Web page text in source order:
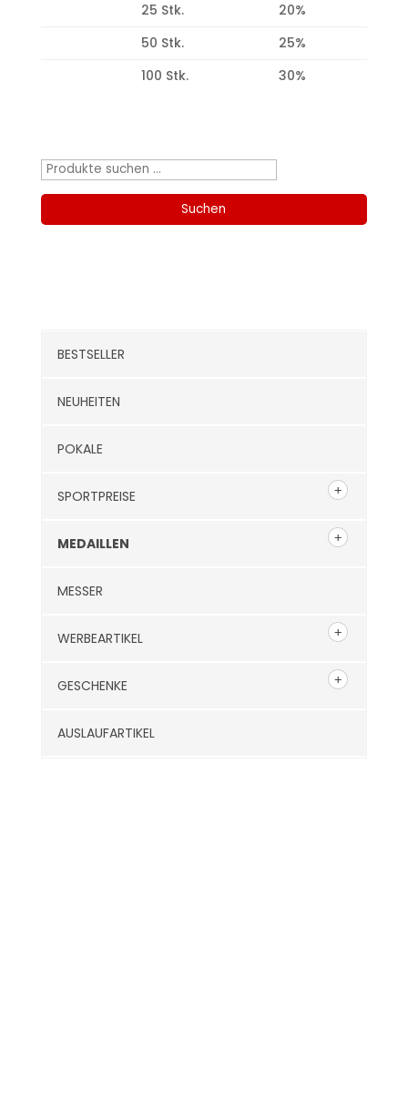
25 Stk.
20%
50 Stk.
25%
100 Stk.
30%
Suchen
Suchen
BESTSELLER
NEUHEITEN
POKALE
SPORTPREISE
MEDAILLEN
MESSER
WERBEARTIKEL
GESCHENKE
AUSLAUFARTIKEL